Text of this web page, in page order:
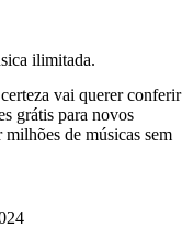
ilimitada.
vai querer conferir
grátis para novos
de músicas sem